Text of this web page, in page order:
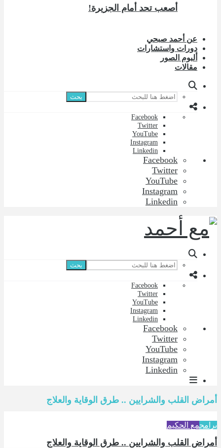
أصعب تحد أمام الجزيرة!
عن أحمد صبحي
دورات واستشارات
ألبوم الصور
مقالات
بحث
Facebook
Twitter
YouTube
Instagram
Linkedin
Facebook
Twitter
YouTube
Instagram
Linkedin
بحث
Facebook
Twitter
YouTube
Instagram
Linkedin
Facebook
Twitter
YouTube
Instagram
Linkedin
أمراض القلب والشرايين .. طرق الوقاية والعلاج
برامجمع الحكيم
أمراض القلب والشرايين .. طرق الوقاية والعلاج